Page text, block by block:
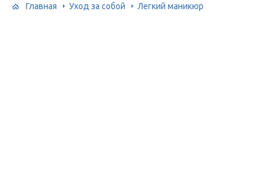
Главная Уход за собой Легкий маникюр